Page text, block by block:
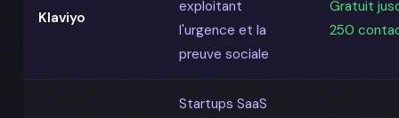
Klaviyo
exploitant
l'urgence et la
preuve sociale
Gratuit
250
Startups SaaS